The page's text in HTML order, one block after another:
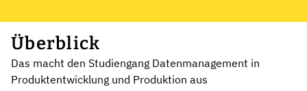
Überblick
Das macht den Studiengang Datenmanagement in
Produktentwicklung und Produktion aus